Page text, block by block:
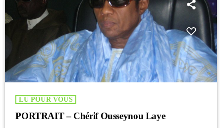
LU POUR VOUS
PORTRAIT – Chérif Ousseynou Laye